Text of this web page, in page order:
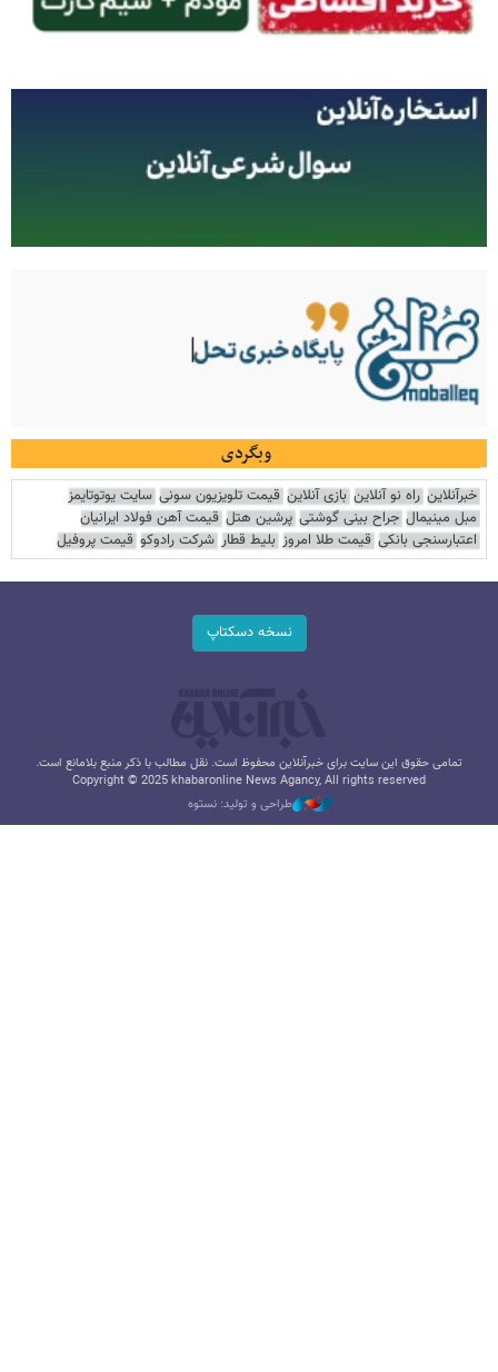
وبگردی
خبرآنلاین راه نو آنلاین بازی آنلاین قیمت تلویزیون سونی سایت یوتوتایمز
مبل مینیمال جراح بینی گوشتی پرشین هتل قیمت آهن فولاد ایرانیان
اعتبارسنجی بانکی قیمت طلا امروز بلیط قطار شرکت رادوکو قیمت پروفیل
نسخه دسکتاپ
تمامی حقوق این سایت برای خبرآنلاین محفوظ است. نقل مطالب با ذکر منبع بلامانع است.
Copyright © 2025 khabaronline News Agancy, All rights reserved
طراحی و تولید: نستوه